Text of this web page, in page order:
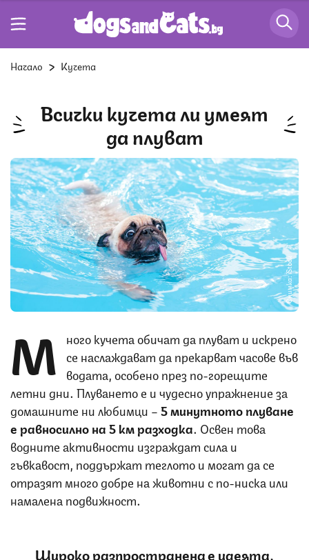
Начало Кучета
Всички кучета ли умеят
да плуват
Снимка: iStock
М
ного кучета обичат да плуват и искрено
се наслаждават да прекарват часове във
водата, особено през по-горещите
летни дни. Плуването е и чудесно упражнение за
домашните ни любимци –5 минутното плуване
е равносилно на 5 км разходка. Освен това
водните активности изграждат сила и
гъвкавост, поддържат теглото и могат да се
отразят много добре на животни с по-ниска или
намалена подвижност.
Широко разпространена е идеята,